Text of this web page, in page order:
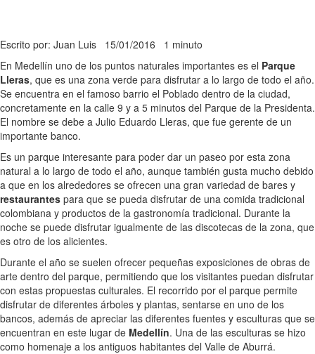
Escrito por: Juan Luis 15/01/2016 1 minuto
En Medellín uno de los puntos naturales importantes es el Parque
Lleras, que es una zona verde para disfrutar a lo largo de todo el año.
Se encuentra en el famoso barrio el Poblado dentro de la ciudad,
concretamente en la calle 9 y a 5 minutos del Parque de la Presidenta.
El nombre se debe a Julio Eduardo Lleras, que fue gerente de un
importante banco.
Es un parque interesante para poder dar un paseo por esta zona
natural a lo largo de todo el año, aunque también gusta mucho debido
a que en los alrededores se ofrecen una gran variedad de bares y
restaurantes para que se pueda disfrutar de una comida tradicional
colombiana y productos de la gastronomía tradicional. Durante la
noche se puede disfrutar igualmente de las discotecas de la zona, que
es otro de los alicientes.
Durante el año se suelen ofrecer pequeñas exposiciones de obras de
arte dentro del parque, permitiendo que los visitantes puedan disfrutar
con estas propuestas culturales. El recorrido por el parque permite
disfrutar de diferentes árboles y plantas, sentarse en uno de los
bancos, además de apreciar las diferentes fuentes y esculturas que se
encuentran en este lugar de Medellín. Una de las esculturas se hizo
como homenaje a los antiguos habitantes del Valle de Aburrá.